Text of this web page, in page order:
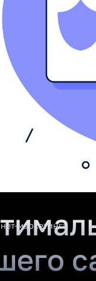
маркетинга